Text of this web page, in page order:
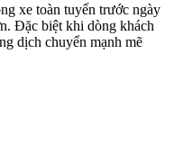
xe toàn tuyến trước ngày
Đặc biệt khi dòng khách
dịch chuyển mạnh mẽ